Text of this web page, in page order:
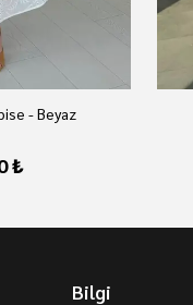
- Beyaz
₺
Bilgi